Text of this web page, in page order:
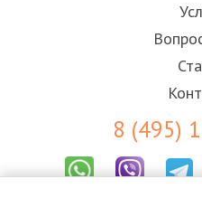
8 (495)